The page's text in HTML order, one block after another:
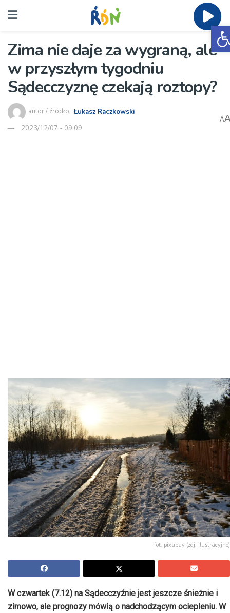
Zima nie daje za wygraną, ale
w przyszłym tygodniu
Sądecczyznę czekają roztopy?
autor / źródło: Łukasz Raczkowski
2023/12/07 - 09:09
A
fot. pixabay (zdj. ilustracyjne)
W czwartek (7.12) na Sądecczyźnie jest jeszcze śnieżnie i
zimowo, ale prognozy mówią o nadchodzącym ociepleniu. W